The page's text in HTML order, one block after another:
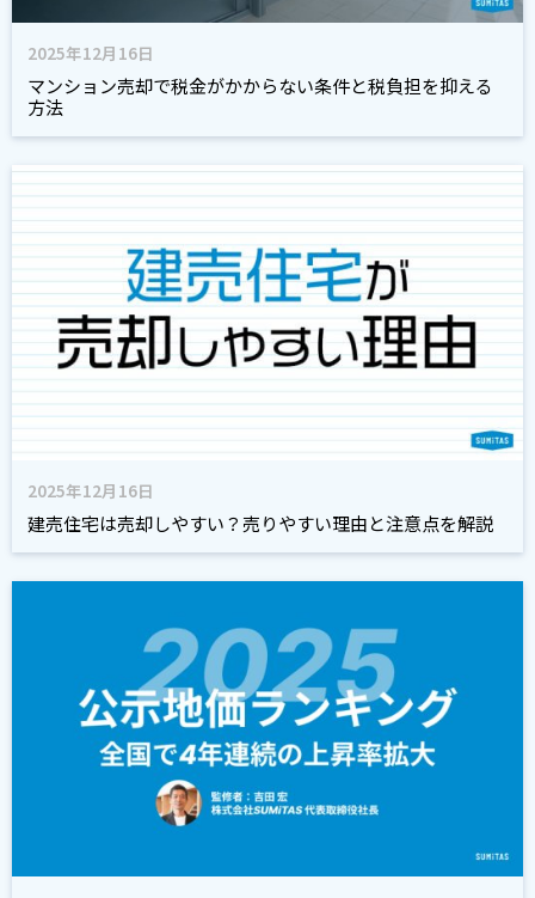
2025年12月16日
マンション売却で税金がかからない条件と税負担を抑える
方法
2025年12月16日
建売住宅は売却しやすい？売りやすい理由と注意点を解説